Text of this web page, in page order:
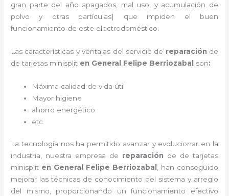
gran parte del año apagados, mal uso, y acumulación de
polvo y otras partículas| que impiden el buen
funcionamiento de este electrodoméstico.
Las características y ventajas del servicio de reparación de
de tarjetas minisplit en General Felipe Berriozabal son:
Máxima calidad de vida útil
Mayor higiene
ahorro energético
etc
La tecnología nos ha permitido avanzar y evolucionar en la
industria, nuestra empresa de reparación de de tarjetas
minisplit en General Felipe Berriozabal , han conseguido
mejorar las técnicas de conocimiento del sistema y arreglo
del mismo, proporcionando un funcionamiento efectivo